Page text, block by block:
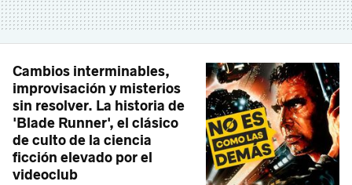
Cambios interminables,
improvisación y misterios
sin resolver. La historia de
'Blade Runner', el clásico
de culto de la ciencia
ficción elevado por el
videoclub